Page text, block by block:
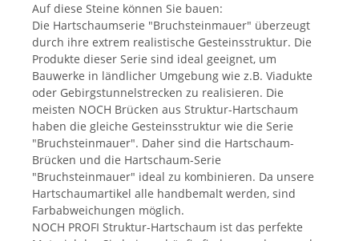
Auf diese Steine können Sie bauen:
Die Hartschaumserie "Bruchsteinmauer" überzeugt
durch ihre extrem realistische Gesteinsstruktur. Die
Produkte dieser Serie sind ideal geeignet, um
Bauwerke in ländlicher Umgebung wie z.B. Viadukte
oder Gebirgstunnelstrecken zu realisieren. Die
meisten NOCH Brücken aus Struktur-Hartschaum
haben die gleiche Gesteinsstruktur wie die Serie
"Bruchsteinmauer". Daher sind die Hartschaum-
Brücken und die Hartschaum-Serie
"Bruchsteinmauer" ideal zu kombinieren. Da unsere
Hartschaumartikel alle handbemalt werden, sind
Farbabweichungen möglich.
NOCH PROFI Struktur-Hartschaum ist das perfekte